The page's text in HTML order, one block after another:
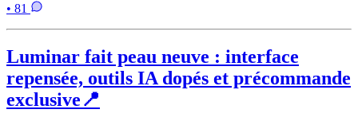
• 81
Luminar fait peau neuve : interface
repensée, outils IA dopés et précommande
exclusive📍